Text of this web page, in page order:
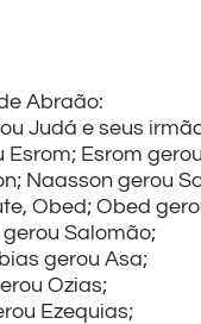
Abraão:
Judá e seus
Esrom
Naasson gerou
Obed; Obed
Salomão;
gerou Asa;
Ozias;
Ezequias;